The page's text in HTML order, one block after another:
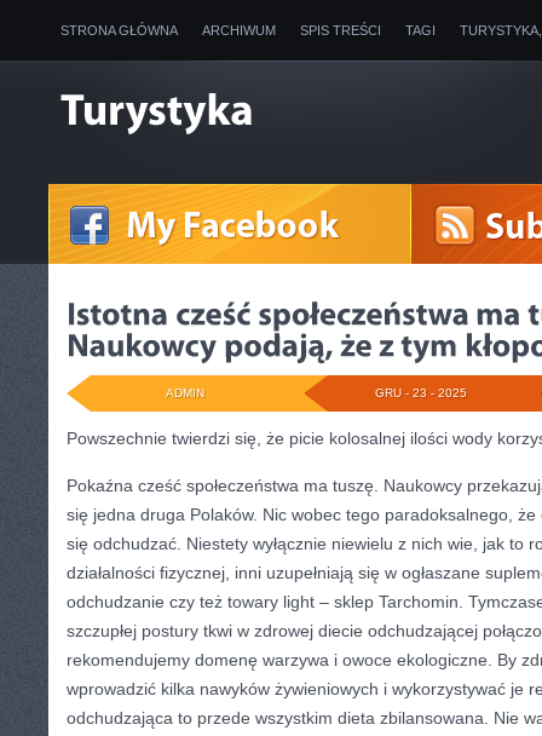
STRONA GŁÓWNA ARCHIWUM SPIS TREŚCI TAGI
GRU - 23 - 2025
ADMIN
Powszechnie twierdzi się, że picie kolosalnej ilości wody
Pokaźna cześć społeczeństwa ma tuszę. Naukowcy
się jedna druga Polaków. Nic wobec tego paradoksalnego,
się odchudzać. Niestety wyłącznie niewielu z nich wie, jak to
działalności fizycznej, inni uzupełniają się w ogłaszane
odchudzanie czy też towary light – sklep Tarchomin.
szczupłej postury tkwi w zdrowej diecie odchudzającej
rekomendujemy domenę warzywa i owoce ekologiczne. By
wprowadzić kilka nawyków żywieniowych i wykorzystywać je
odchudzająca to przede wszystkim dieta zbilansowana. Nie